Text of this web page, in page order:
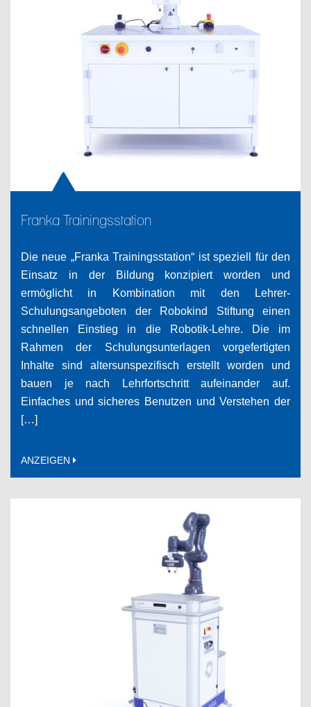
Franka Trainingsstation
Die neue „Franka Trainingsstation“ ist speziell für den
Einsatz in der Bildung konzipiert worden und
ermöglicht in Kombination mit den Lehrer-
Schulungsangeboten der Robokind Stiftung einen
schnellen Einstieg in die Robotik-Lehre. Die im
Rahmen der Schulungsunterlagen vorgefertigten
Inhalte sind altersunspezifisch erstellt worden und
bauen je nach Lehrfortschritt aufeinander auf.
Einfaches und sicheres Benutzen und Verstehen der
[…]
ANZEIGEN